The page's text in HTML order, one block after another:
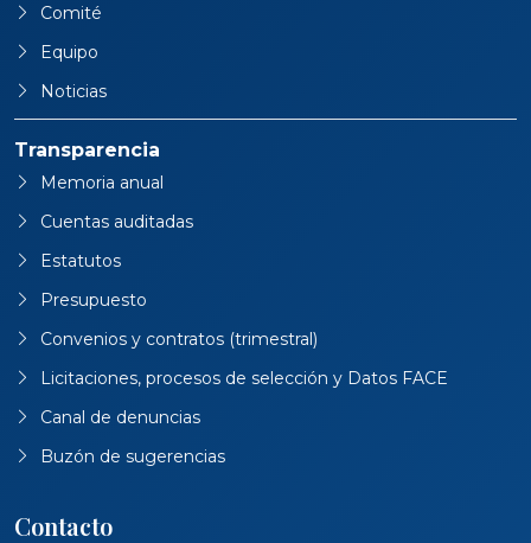
Comité
Equipo
Noticias
Transparencia
Memoria anual
Cuentas auditadas
Estatutos
Presupuesto
Convenios y contratos (trimestral)
Licitaciones, procesos de selección y Datos FACE
Canal de denuncias
Buzón de sugerencias
Contacto